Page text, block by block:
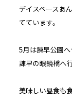
デイスペースあ
てています。
5月は諌早公園
諌早の眼鏡橋へ
美味しい昼食も